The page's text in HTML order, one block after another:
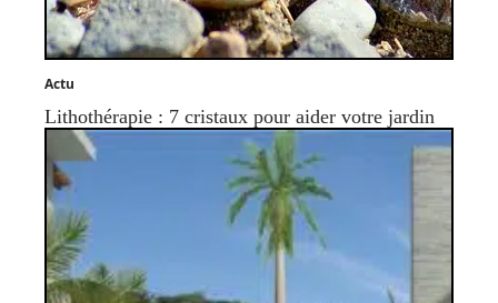
Actu
Lithothérapie : 7 cristaux pour aider votre jardin